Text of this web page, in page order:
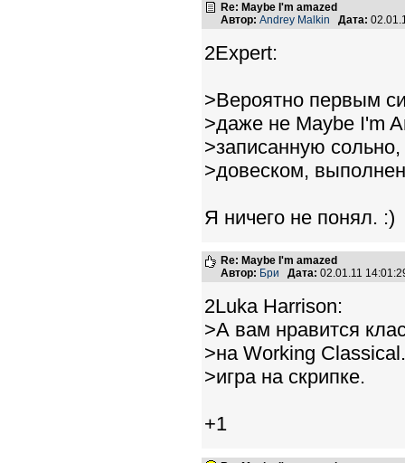
Re: Maybe I'm amazed
Автор: Andrey Malkin Дата:
2Expert:
>Вероятно первым
>даже не Maybe I'm
>записанную
>довеском,
Я ничего не понял. :)
Re: Maybe I'm amazed
Автор: Бри Дата: 02.01.11
2Luka Harrison:
>А вам нравится
>на Working
>игра на скрипке.
+1